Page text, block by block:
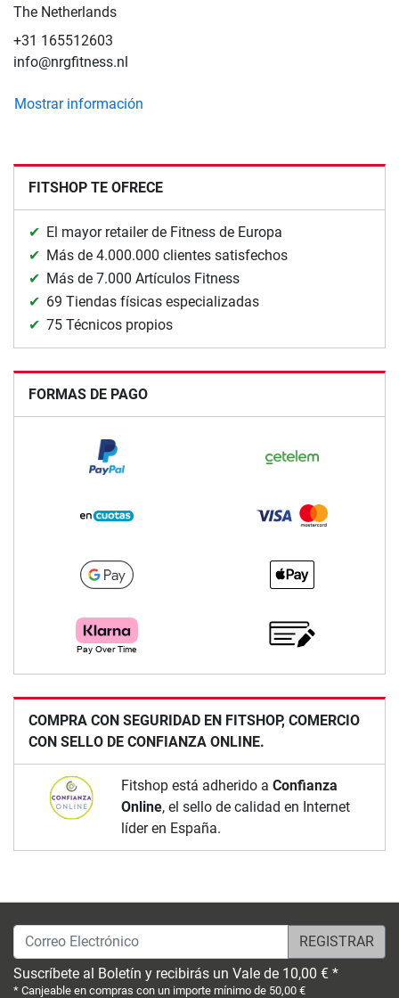
The Netherlands
+31 165512603
info@nrgfitness.nl
Mostrar información
FITSHOP TE OFRECE
El mayor retailer de Fitness de Europa
Más de 4.000.000 clientes satisfechos
Más de 7.000 Artículos Fitness
69 Tiendas físicas especializadas
75 Técnicos propios
FORMAS DE PAGO
COMPRA CON SEGURIDAD EN FITSHOP, COMERCIO
CON SELLO DE CONFIANZA ONLINE.
Fitshop está adherido a Confianza
Online, el sello de calidad en Internet
líder en España.
Correo Electrónico
Suscríbete al Boletín y recibirás un Vale de 10,00 € *
* Canjeable en compras con un importe mínimo de 50,00 €